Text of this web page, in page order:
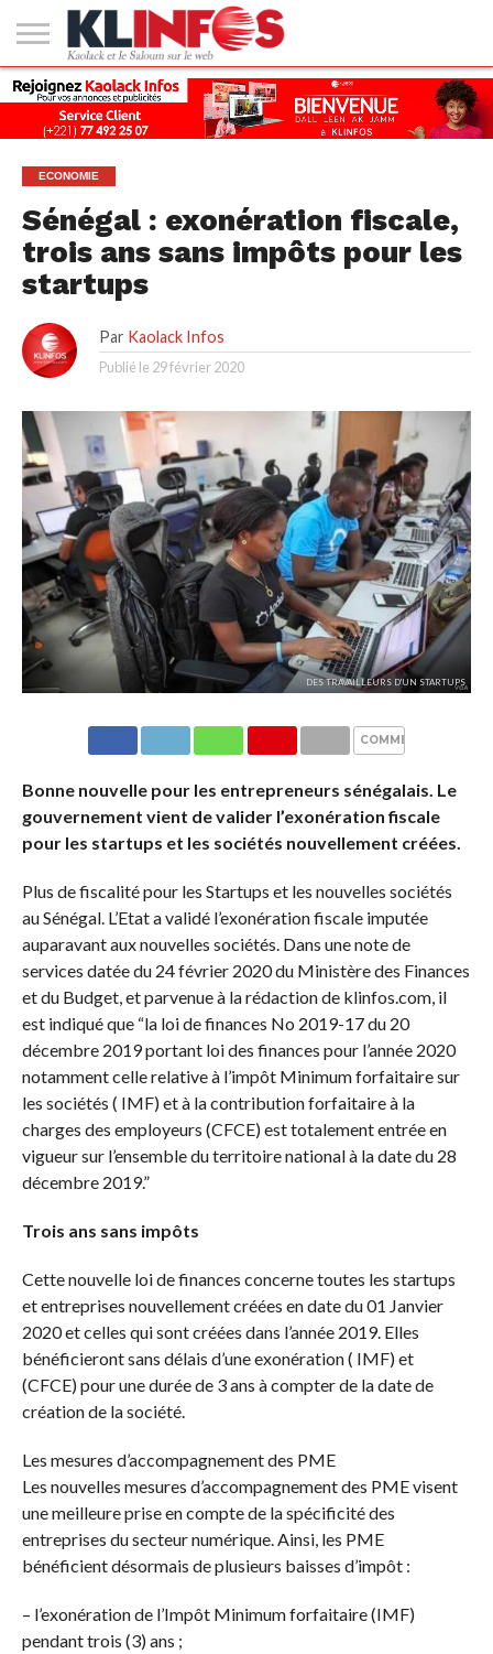
#2
(PAS
DE
TITRE)
KAOLACK
POLITIQUE
ECONOMIE
SOCIÉTÉ
CULTURE
PEOPLE
SPORT
SANTÉ
AFRIQUE
INTERNATIONAL
EMPLOI &
FORMATION
ECONOMIE
Sénégal : exonération fiscale,
trois ans sans impôts pour les
startups
Par Kaolack Infos
Publié le 29 février 2020
DES TRAVAILLEURS D'UN STARTUPS
COMMENTAIRES
Bonne nouvelle pour les entrepreneurs sénégalais. Le
gouvernement vient de valider l’exonération fiscale
pour les startups et les sociétés nouvellement créées.
Plus de fiscalité pour les Startups et les nouvelles sociétés
au Sénégal. L’Etat a validé l’exonération fiscale imputée
auparavant aux nouvelles sociétés. Dans une note de
services datée du 24 février 2020 du Ministère des Finances
et du Budget, et parvenue à la rédaction de klinfos.com, il
est indiqué que “la loi de finances No 2019-17 du 20
décembre 2019 portant loi des finances pour l’année 2020
notamment celle relative à l’impôt Minimum forfaitaire sur
les sociétés ( IMF) et à la contribution forfaitaire à la
charges des employeurs (CFCE) est totalement entrée en
vigueur sur l’ensemble du territoire national à la date du 28
décembre 2019.”
Trois ans sans impôts
Cette nouvelle loi de finances concerne toutes les startups
et entreprises nouvellement créées en date du 01 Janvier
2020 et celles qui sont créées dans l’année 2019. Elles
bénéficieront sans délais d’une exonération ( IMF) et
(CFCE) pour une durée de 3 ans à compter de la date de
création de la société.
Les mesures d’accompagnement des PME
Les nouvelles mesures d’accompagnement des PME visent
une meilleure prise en compte de la spécificité des
entreprises du secteur numérique. Ainsi, les PME
bénéficient désormais de plusieurs baisses d’impôt :
– l’exonération de l’Impôt Minimum forfaitaire (IMF)
pendant trois (3) ans ;